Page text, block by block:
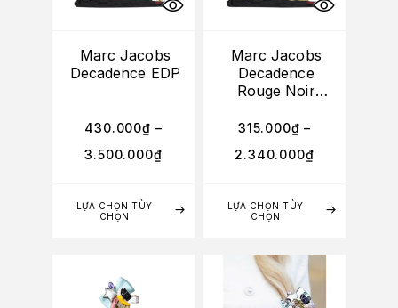
LỰA CHỌN TÙY
CHỌN
Marc Jacobs
Decadence EDP
430.000₫ –
3.500.000₫
LỰA CHỌN TÙY
CHỌN
Marc Jacobs
Decadence
Rouge Noir
315.000₫ –
2.340.000₫